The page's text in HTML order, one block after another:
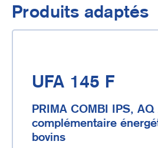
Produits adaptés
UFA 145 F
PRIMA COMBI IPS,
complémentaire
bovins